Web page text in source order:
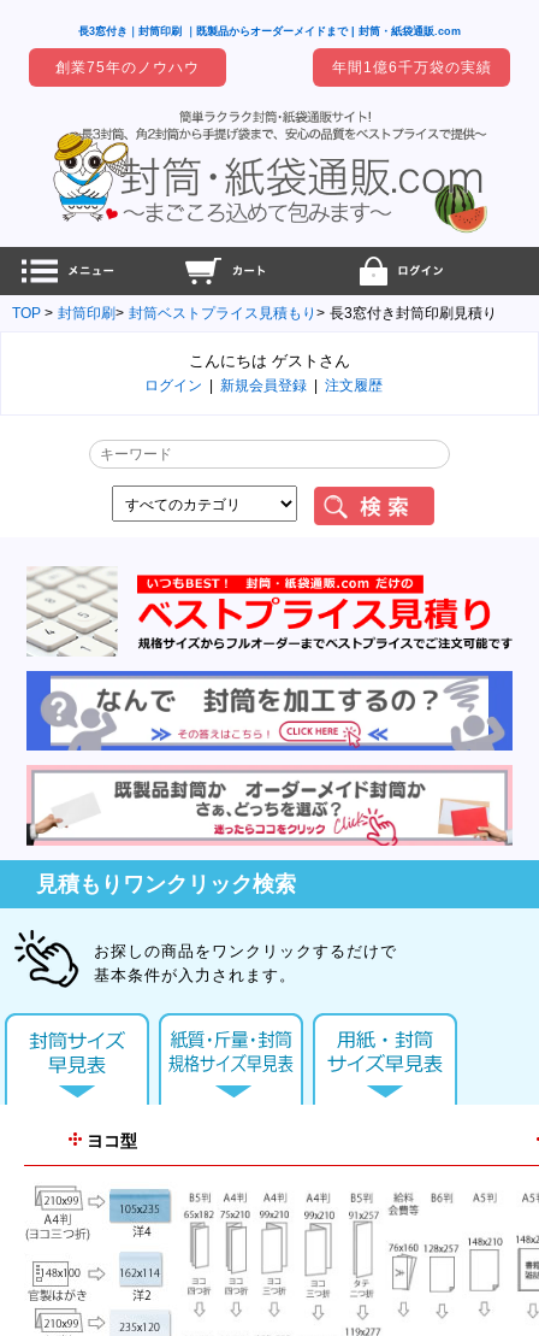
長3窓付き｜封筒印刷 ｜既製品からオーダーメイドまで | 封筒・紙袋通販.com
創業75年のノウハウ 年間1億6千万袋の実績
TOP 封筒印刷 封筒ベストプライス見積もり 長3窓付き封筒印刷見積り
こんにちは ゲストさん
ログイン 新規会員登録 注文履歴
見積もりワンクリック検索
お探しの商品をワンクリックするだけで
基本条件が入力されます。
ヨコ型